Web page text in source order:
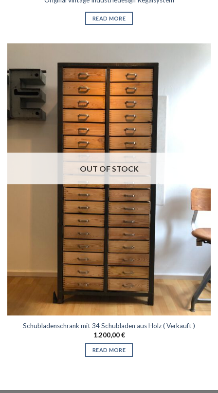
READ MORE
OUT OF STOCK
Schubladenschrank mit 34 Schubladen aus Holz ( Verkauft )
1.200,00€
READ MORE